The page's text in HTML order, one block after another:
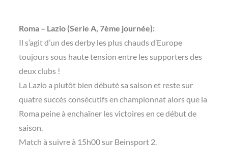
Roma – Lazio (Serie A, 7ème journée):
Il s’agit d’un des derby les plus chauds d’Europe
toujours sous haute tension entre les supporters des
deux clubs !
La Lazio a plutôt bien débuté sa saison et reste sur
quatre succès consécutifs en championnat alors que la
Roma peine à enchaîner les victoires en ce début de
saison.
Match à suivre à 15h00 sur Beinsport 2.